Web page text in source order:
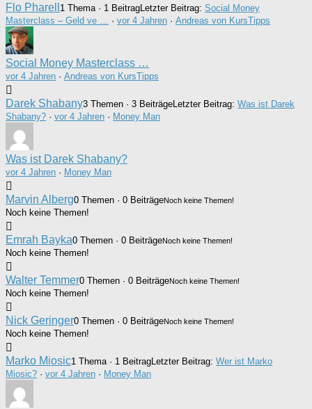
Flo Pharell 1 Thema · 1 BeitragLetzter Beitrag: Social Money
Masterclass – Geld ve …
· vor 4 Jahren · Andreas von KursTipps
Social Money Masterclass …
vor 4 Jahren · Andreas von KursTipps
Darek Shabany3 Themen · 3 BeiträgeLetzter Beitrag: Was ist Darek
Shabany? · vor 4 Jahren · Money Man
Was ist Darek Shabany?
vor 4 Jahren · Money Man
Marvin Alberg0 Themen · 0 BeiträgeNoch keine Themen!
Noch keine Themen!
Emrah Bayka0 Themen · 0 BeiträgeNoch keine Themen!
Noch keine Themen!
Walter Temmer0 Themen · 0 BeiträgeNoch keine Themen!
Noch keine Themen!
Nick Geringer0 Themen · 0 BeiträgeNoch keine Themen!
Noch keine Themen!
Marko Miosic1 Thema · 1 BeitragLetzter Beitrag: Wer ist Marko
Miosic? · vor 4 Jahren · Money Man